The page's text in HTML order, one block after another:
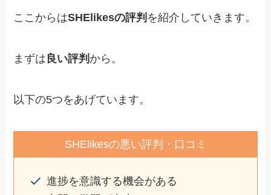
ここからはSHElikesの評判 を紹介していきます。
まずは 良い評判 から。
以下の5つをあげています。
SHElikesの悪い評判・口コミ
進捗を意識する機会がある